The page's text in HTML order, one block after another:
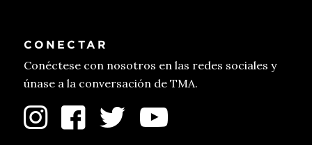
CONECTAR
Conéctese con nosotros en las redes sociales y
únase a la conversación de TMA.